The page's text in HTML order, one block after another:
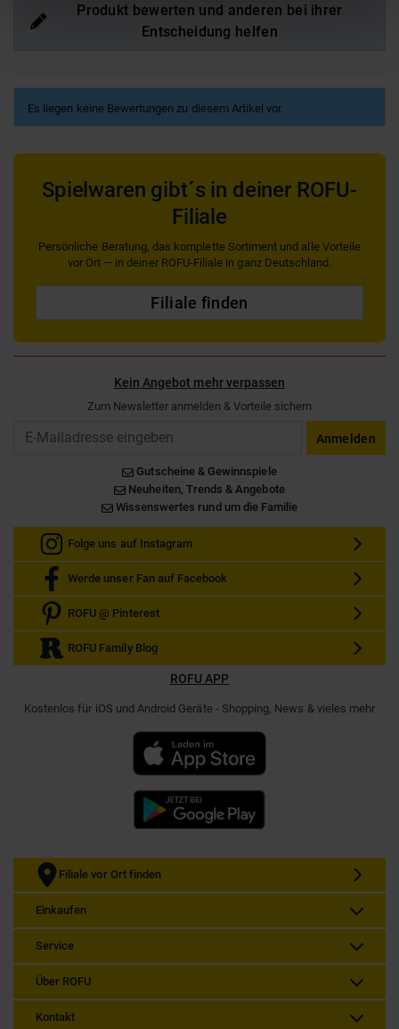
Produkt bewerten und anderen bei ihrer
Entscheidung helfen
Es liegen keine Bewertungen zu diesem Artikel vor.
Spielwaren gibt´s in deiner ROFU-
Filiale
Persönliche Beratung, das komplette Sortiment und alle Vorteile
vor Ort — in deiner ROFU-Filiale in ganz Deutschland.
Filiale finden
Kein Angebot mehr verpassen
Zum Newsletter anmelden & Vorteile sichern
Anmelden
Gutscheine & Gewinnspiele
Neuheiten, Trends & Angebote
Wissenswertes rund um die Familie
Folge uns auf Instagram
Werde unser Fan auf Facebook
ROFU @ Pinterest
ROFU Family Blog
ROFU APP
Kostenlos für iOS und Android Geräte - Shopping, News & vieles mehr
Filiale vor Ort finden
Einkaufen
Service
Über ROFU
Kontakt